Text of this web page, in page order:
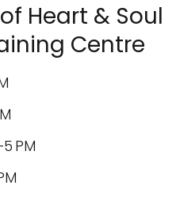
Heart & Soul
Centre
PM